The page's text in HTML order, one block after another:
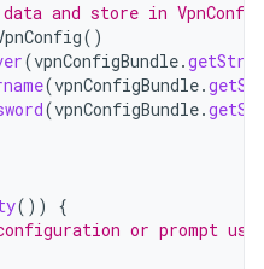
and store in
()
(vpnConfigBundle.
(vpnConfigBundle.
(vpnConfigBundle.
())
{
or prompt